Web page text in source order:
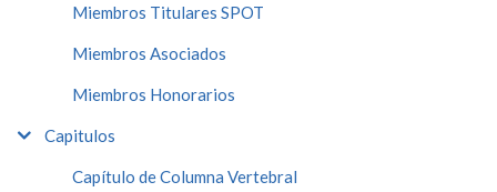
Miembros Titulares SPOT
Miembros Asociados
Miembros Honorarios
Capitulos
Capítulo de Columna Vertebral